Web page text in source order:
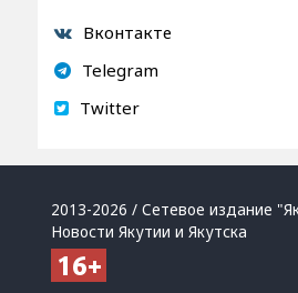
Вконтакте
Telegram
Twitter
2013-2026 / Сетевое издание
Новости Якутии и Якутска